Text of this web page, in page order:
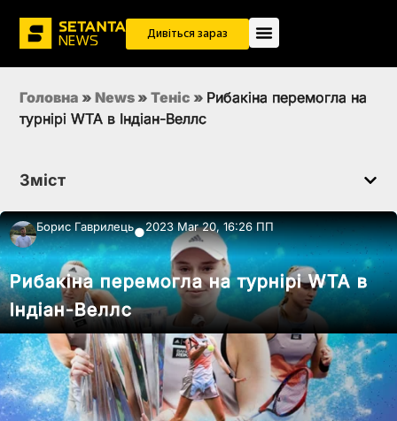
Дивіться зараз
Головна » News » Теніс » Рибакіна перемогла на
турнірі WTA в Індіан-Веллс
Зміст
Борис Гаврилець●2023 Mar 20, 16:26 ПП
Рибакіна перемогла на турнірі WTA в
Індіан-Веллс